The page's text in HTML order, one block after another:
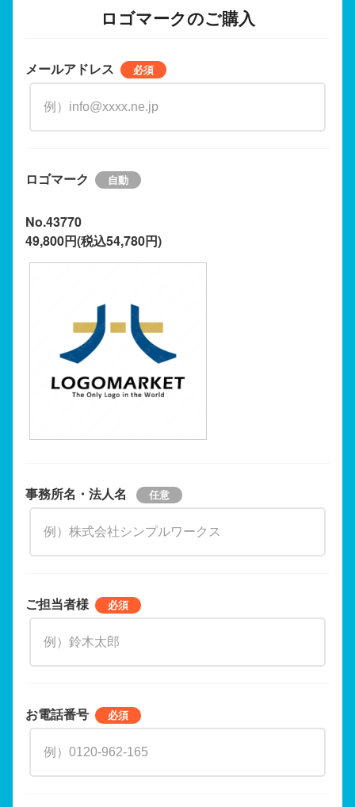
ロゴマークのご購入
メールアドレス
ロゴマーク
No.43770
49,800円(税込54,780円)
事務所名・法人名
ご担当者様
お電話番号